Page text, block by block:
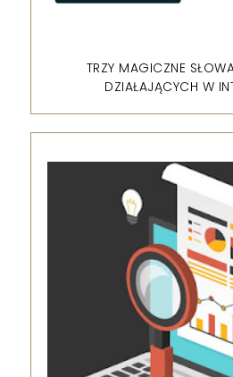
TRZY MAGICZNE
DZIAŁAJĄCYCH W